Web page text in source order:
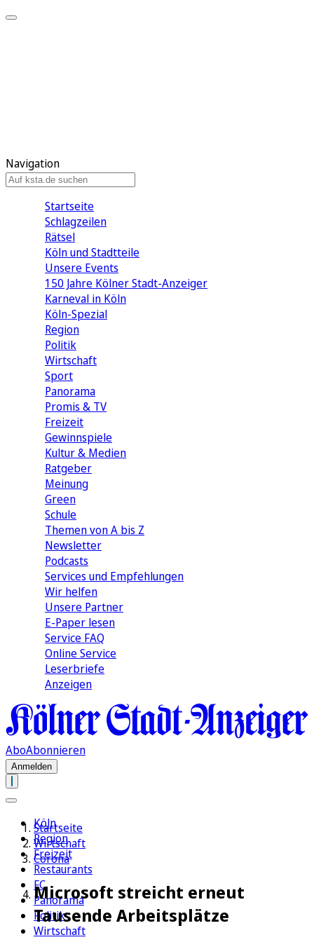
Navigation
Startseite
Schlagzeilen
Rätsel
Köln und Stadtteile
Unsere Events
150 Jahre Kölner Stadt-Anzeiger
Karneval in Köln
Köln-Spezial
Region
Politik
Wirtschaft
Sport
Panorama
Promis & TV
Freizeit
Gewinnspiele
Kultur & Medien
Ratgeber
Meinung
Green
Schule
Themen von A bis Z
Newsletter
Podcasts
Services und Empfehlungen
Wir helfen
Unsere Partner
E-Paper lesen
Service FAQ
Online Service
Leserbriefe
Anzeigen
AboAbonnieren
Anmelden
Köln
Region
Freizeit
Restaurants
FC
Panorama
Politik
Wirtschaft
Startseite
Wirtschaft
Corona
Microsoft streicht erneut
Tausende Arbeitsplätze